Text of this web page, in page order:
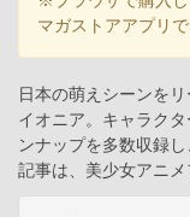
マガストアアプリ
日本の萌えシーンを
イオニア。キャラク
ンナップを多数収録
記事は、美少女アニメ